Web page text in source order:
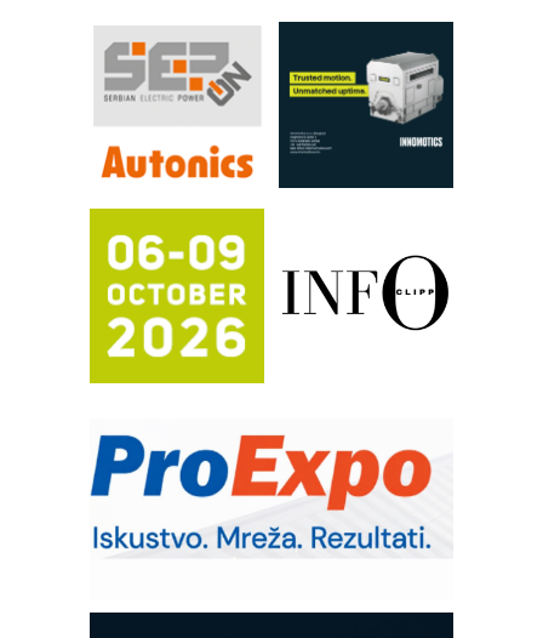
FANUC: Najbolje za vašu pametnu
automatizaciju
Efikasno upravljanje energijom
Automatizacija pakovanja · Display
(Shelf-Ready) omotnice
Potpuna efikasnost bez složenih
Trajna oznaka kao dugoročna korist
Bezbednost na prvom mestu!
IB BLUMENAUER - više od 40 godina
poverenja u industriji
RMQ-TITAN ADVANCED INDICATOR
– Pametna signalizacija za efikasnije
Sigurnije ispitivanje transformatora u
solarnim elektranama i vetroparkovima
Pranje točkova na gradilištu- standard
modernog i odgovornog građenja
Od porodične kompanije do jednog od